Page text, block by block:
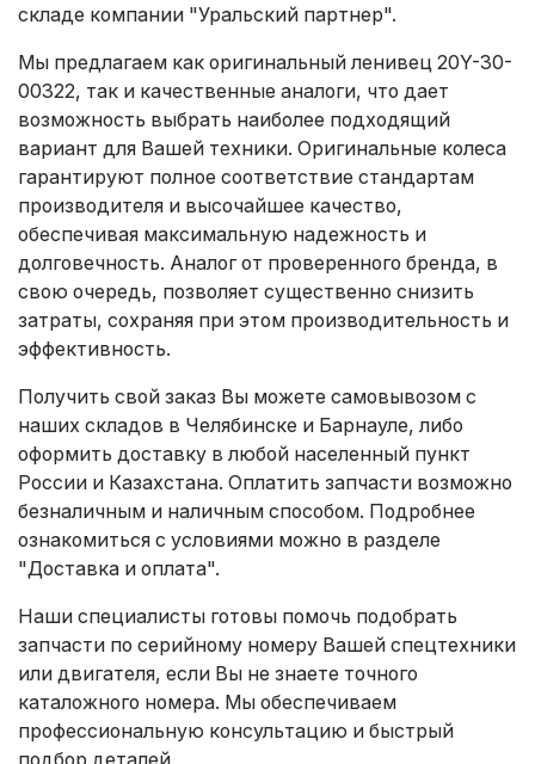
складе компании "Уральский партнер".
Мы предлагаем как оригинальный ленивец 20Y-30-
00322, так и качественные аналоги, что дает
возможность выбрать наиболее подходящий
вариант для Вашей техники. Оригинальные колеса
гарантируют полное соответствие стандартам
производителя и высочайшее качество,
обеспечивая максимальную надежность и
долговечность. Аналог от проверенного бренда, в
свою очередь, позволяет существенно снизить
затраты, сохраняя при этом производительность и
эффективность.
Получить свой заказ Вы можете самовывозом с
наших складов в Челябинске и Барнауле, либо
оформить доставку в любой населенный пункт
России и Казахстана. Оплатить запчасти возможно
безналичным и наличным способом. Подробнее
ознакомиться с условиями можно в разделе
"Доставка и оплата".
Наши специалисты готовы помочь подобрать
запчасти по серийному номеру Вашей спецтехники
или двигателя, если Вы не знаете точного
каталожного номера. Мы обеспечиваем
профессиональную консультацию и быстрый
подбор деталей.